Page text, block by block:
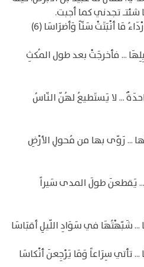
شئتـ تجدني كما أجبت.
مَا أنْبَتَتْ سَنّاً وَأضرَاسَا (6)
... فأخرجَتْ بعد طول المُكثِ
... لا يَستَطيعُ لهُنّ النّاسُ
... رَوّى بها من مُحولِ الأرْضِ
يَقطعنَ طولَ المدى سَيراً
... شَبّهْتُهَا في سَوَادِ اللّيلِ أقبَاسَا
تأتي سِرَاعاً وَمَا يَرْجِعنَ أنْكاسَا